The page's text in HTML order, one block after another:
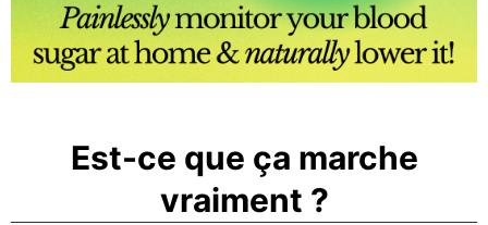
Est-ce que ça marche
vraiment ?